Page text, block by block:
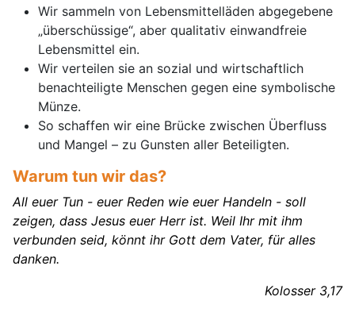
Wir sammeln von Lebensmittelläden abgegebene
„überschüssige“, aber qualitativ einwandfreie
Lebensmittel ein.
Wir verteilen sie an sozial und wirtschaftlich
benachteiligte Menschen gegen eine symbolische
Münze.
So schaffen wir eine Brücke zwischen Überfluss
und Mangel – zu Gunsten aller Beteiligten.
Warum tun wir das?
All euer Tun - euer Reden wie euer Handeln - soll
zeigen, dass Jesus euer Herr ist. Weil Ihr mit ihm
verbunden seid, könnt ihr Gott dem Vater, für alles
danken.
Kolosser 3,17